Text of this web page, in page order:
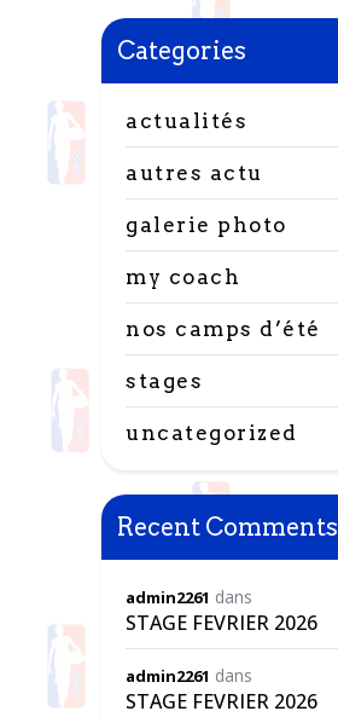
Categories
actualités
autres actu
galerie photo
my coach
nos camps d’été
stages
uncategorized
Recent Comments
admin2261 dans
STAGE FEVRIER 2026
admin2261 dans
STAGE FEVRIER 2026